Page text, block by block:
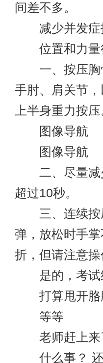
间差不多。
减少并发症
位置和力量
一、按压胸
手肘、肩关节
上半身重力按压
图像导航
图像导航
二、尽量减
超过10秒。
三、连续按
弹，放松时手
折，但请注意
是的，考试
打算甩开胳
等等
老师赶上来
什么事？ 还